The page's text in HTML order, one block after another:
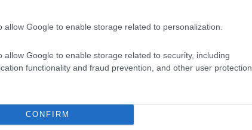
allow Google to enable storage related to personalization.
allow Google to enable storage related to security, including
functionality and fraud prevention, and other user protection.
CONFIRM
döntést hozott
az F1-ben
FORMA-1
Bull az új szabályok miatt
pont Lando Norris mögött, aki